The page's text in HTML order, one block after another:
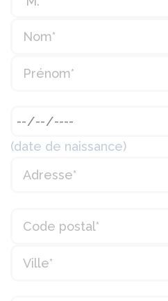
(date de naissance)